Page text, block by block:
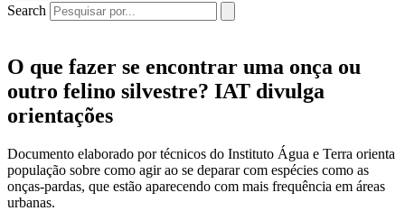
Search
O que fazer se encontrar uma onça ou
outro felino silvestre? IAT divulga
orientações
Documento elaborado por técnicos do Instituto Água e Terra orienta
população sobre como agir ao se deparar com espécies como as
onças-pardas, que estão aparecendo com mais frequência em áreas
urbanas.